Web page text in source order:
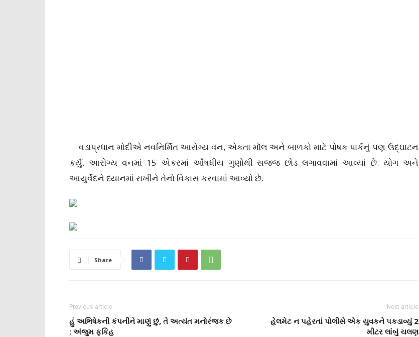
વડાપ્રધાન મોદીએ નવનિર્મિત આરોગ્ય વન, એકતા મૉલ અને બાળકો માટે પોષક પાર્કનું પણ ઉદ્ઘાટન
કર્યું. આરોગ્ય વનમાં 15 એકરમાં ઔષધીય ગુણોથી સજ્જ છોડ લગાવવામાં આવ્યાં છે. યોગ અને
આયુર્વેદને ધ્યાનમાં રાખીને તેનો વિકાસ કરવામાં આવ્યો છે.
Share
Previous article
હું અભિષેકની કંપનીને માણું છું, તે અત્યંત મનોરંજક છે
: અંજુમ ફકિહ
Next article
હેલમેટ ન પહેરતાં પોલીસે એક યુવકને પકડાવ્યું 2
મીટર લાંબું ચલણ